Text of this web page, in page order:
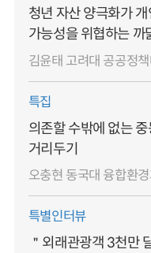
청년 자산 양극화가
가능성을 위협하는 까
김윤태 고려대 공공정
특집
의존할 수밖에 없는
거리두기
오충현 동국대 융합환
특별인터뷰
＂외래관광객 3천만